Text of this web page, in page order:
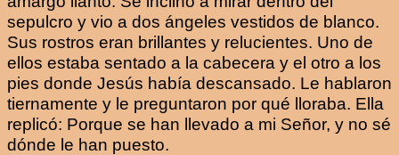
sepulcro y vio a dos ángeles vestidos de blanco.
Sus rostros eran brillantes y relucientes. Uno de
ellos estaba sentado a la cabecera y el otro a los
pies donde Jesús había descansado. Le hablaron
tiernamente y le preguntaron por qué lloraba. Ella
replicó: Porque se han llevado a mi Señor, y no sé
dónde le han puesto.